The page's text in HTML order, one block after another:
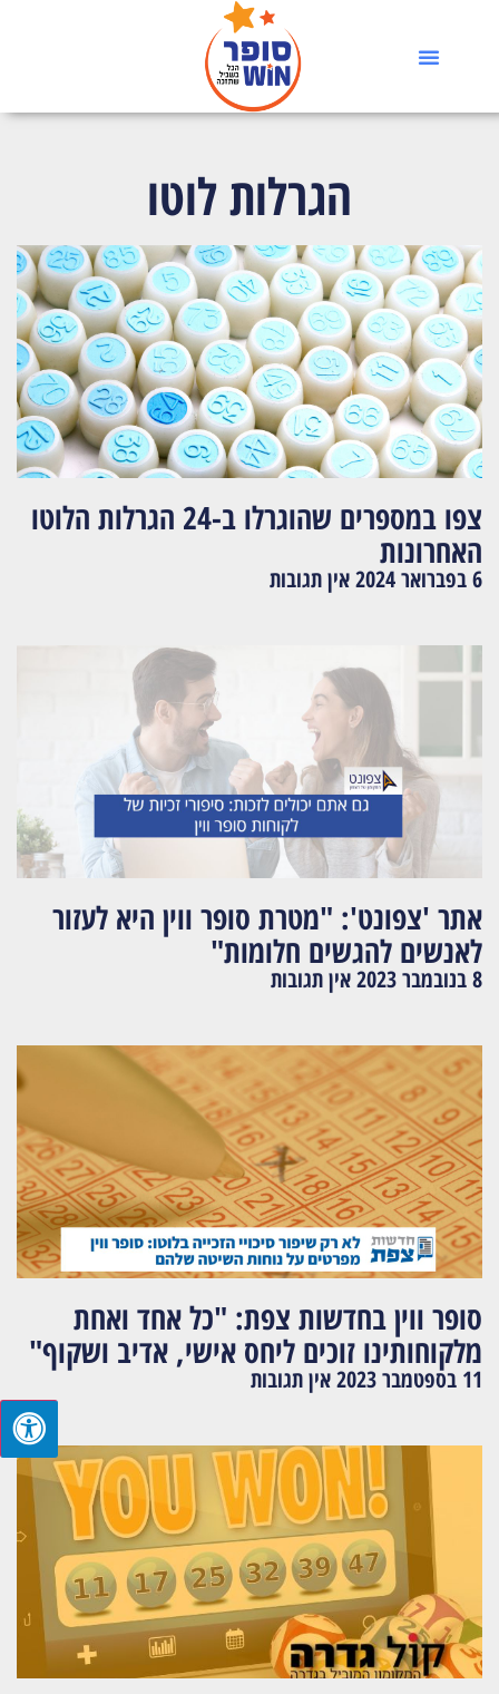
הגרלות לוטו
צפו במספרים שהוגרלו ב-24 הגרלות הלוטו
האחרונות
6 בפברואר 2024 אין תגובות
אתר 'צפונט': "מטרת סופר ווין היא לעזור
לאנשים להגשים חלומות"
8 בנובמבר 2023 אין תגובות
סופר ווין בחדשות צפת: "כל אחד ואחת
מלקוחותינו זוכים ליחס אישי, אדיב ושקוף"
11 בספטמבר 2023 אין תגובות